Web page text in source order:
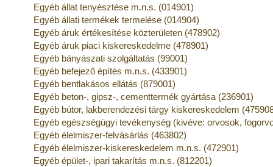
Egyéb állat tenyésztése m.n.s. (014901)
Egyéb állati termékek termelése (014904)
Egyéb áruk értékesítése közterületen (478902)
Egyéb áruk piaci kiskereskedelme (478901)
Egyéb bányászati szolgáltatás (99001)
Egyéb befejező építés m.n.s. (433901)
Egyéb bentlakásos ellátás (879001)
Egyéb beton-, gipsz-, cementtermék gyártása (236901)
Egyéb bútor, lakberendezési tárgy kiskereskedelem
Egyéb egészségügyi tevékenység (kivéve: orvosok,
Egyéb élelmiszer-felvásárlás (463802)
Egyéb élelmiszer-kiskereskedelem m.n.s. (472901)
Egyéb épület-, ipari takarítás m.n.s. (812201)